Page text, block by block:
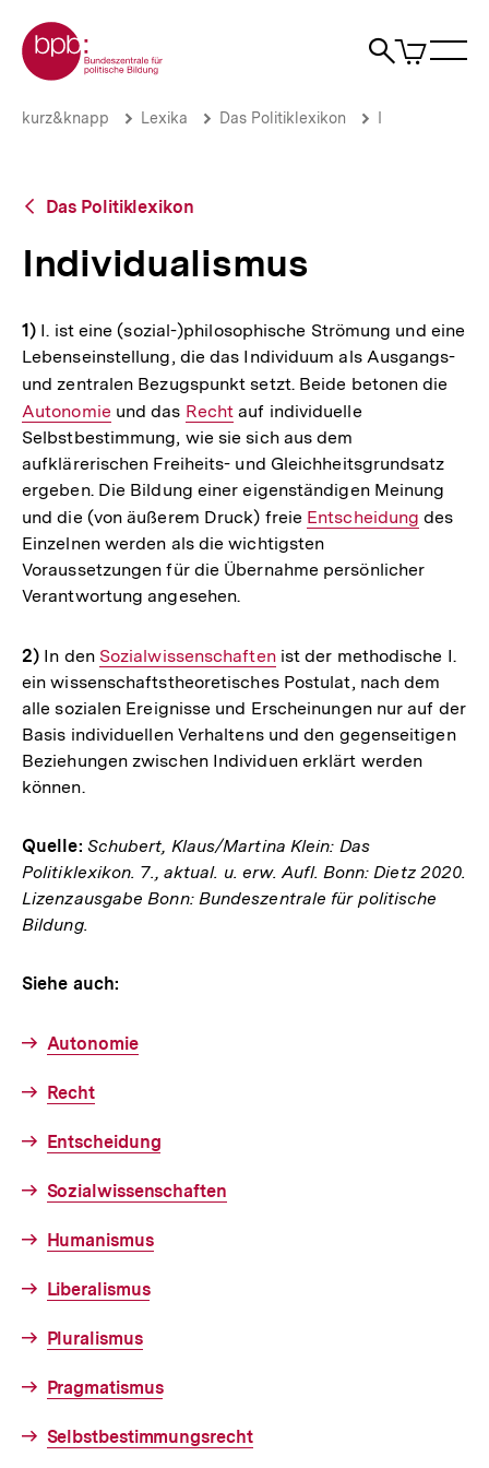
zum
Seiteninhalt
springen
Zur Startseite der bpb
Suche
Artikel
im
Individualismus
Brotkrümelnavigation
Pfadnavigation
kurz&knapp Lexika Das Politiklexikon
Zurück
Übersicht
Das Politiklexikon
Individualismus
1) I. ist eine (sozial-)philosophische Strömung und eine
Lebenseinstellung, die das Individuum als Ausgangs-
und zentralen Bezugspunkt setzt. Beide betonen die
Autonomie und das Interner
Link:
Recht auf individuelle
Selbstbestimmung, wie sie sich aus dem
aufklärerischen Freiheits- und Gleichheitsgrundsatz
ergeben. Die Bildung einer eigenständigen Meinung
und die (von äußerem Druck) freie Interner
Link:
Entscheidung des
Einzelnen werden als die wichtigsten
Voraussetzungen für die Übernahme persönlicher
Verantwortung angesehen.
2) In den Interner
Link:
Sozialwissenschaftenist der methodische I.
ein wissenschaftstheoretisches Postulat, nach dem
alle sozialen Ereignisse und Erscheinungen nur auf der
Basis individuellen Verhaltens und den gegenseitigen
Beziehungen zwischen Individuen erklärt werden
können.
Quelle: Schubert, Klaus/Martina Klein: Das
Politiklexikon. 7., aktual. u. erw. Aufl. Bonn: Dietz 2020.
Lizenzausgabe Bonn: Bundeszentrale für politische
Bildung.
Siehe auch:
Autonomie
Recht
Entscheidung
Sozialwissenschaften
Humanismus
Liberalismus
Pluralismus
Pragmatismus
Selbstbestimmungsrecht